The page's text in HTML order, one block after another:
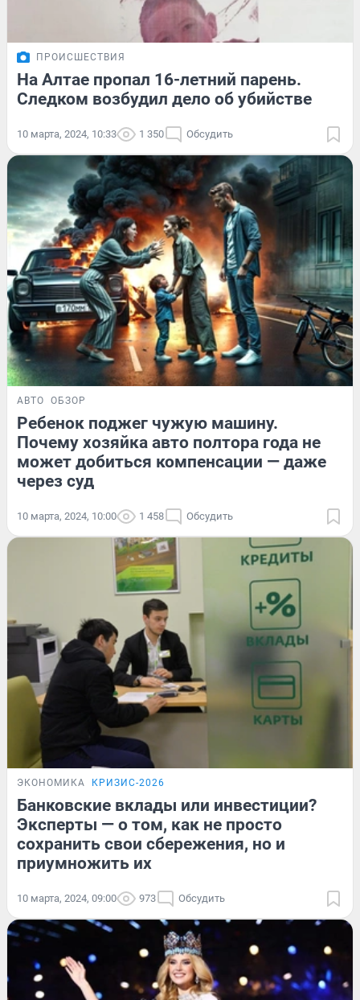
ПРОИСШЕСТВИЯ
На Алтае пропал 16-летний парень.
Следком возбудил дело об убийстве
10 марта, 2024, 10:33 1 350 Обсудить
АВТО ОБЗОР
Ребенок поджег чужую машину.
Почему хозяйка авто полтора года не
может добиться компенсации — даже
через суд
10 марта, 2024, 10:00 1 458 Обсудить
ЭКОНОМИКА КРИЗИС-2026
Банковские вклады или инвестиции?
Эксперты — о том, как не просто
сохранить свои сбережения, но и
приумножить их
10 марта, 2024, 09:00 973 Обсудить